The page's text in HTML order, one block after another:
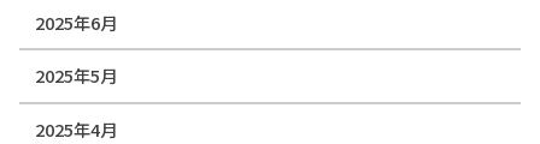
2025年6月
2025年5月
2025年4月